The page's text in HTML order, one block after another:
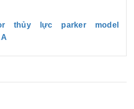
thủy lực parker model